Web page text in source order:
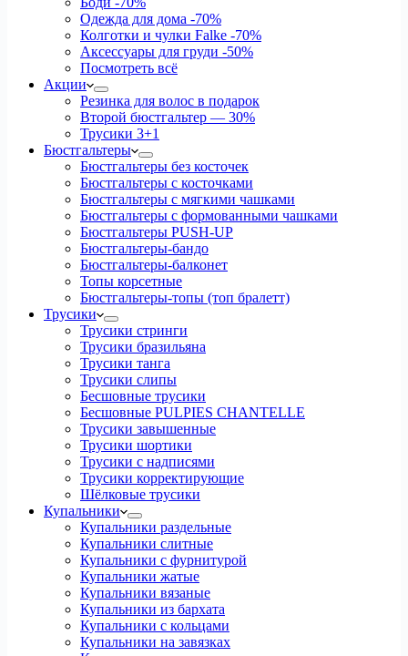
Одежда для дома -70%
Колготки и чулки Falke -70%
Аксессуары для груди -50%
Посмотреть всё
Акции
Резинка для волос в подарок
Второй бюстгальтер — 30%
Трусики 3+1
Бюстгальтеры
Бюстгальтеры без косточек
Бюстгальтеры с косточками
Бюстгальтеры с мягкими чашками
Бюстгальтеры с формованными чашками
Бюстгальтеры PUSH-UP
Бюстгальтеры-бандо
Бюстгальтеры-балконет
Топы корсетные
Бюстгальтеры-топы (топ бралетт)
Трусики
Трусики стринги
Трусики бразильяна
Трусики танга
Трусики слипы
Бесшовные трусики
Бесшовные PULPIES CHANTELLE
Трусики завышенные
Трусики шортики
Трусики с надписями
Трусики корректирующие
Шёлковые трусики
Купальники
Купальники раздельные
Купальники слитные
Купальники с фурнитурой
Купальники жатые
Купальники вязаные
Купальники из бархата
Купальники с кольцами
Купальники на завязках